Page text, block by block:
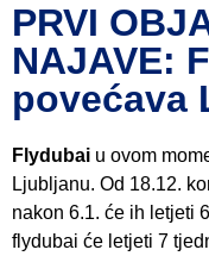
PRVI
NAJAVE:
povećava
Flydubai u ovom
Ljubljanu. Od 18.12.
nakon 6.1. će ih letjeti
flydubai će letjeti 7